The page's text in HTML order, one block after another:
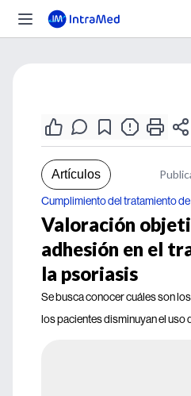
Artículos
Cumplimiento del tratamiento
Valoración
adhesión en el
la psoriasis
Se busca conocer cuáles son
los pacientes disminuyan el uso